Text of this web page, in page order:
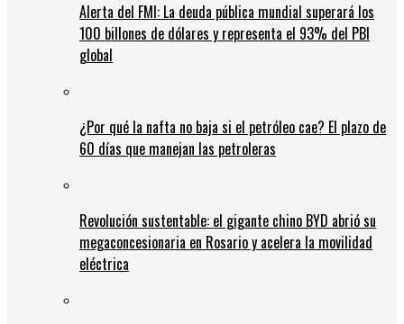
Alerta del FMI: La deuda pública mundial superará los
100 billones de dólares y representa el 93% del PBI
global
¿Por qué la nafta no baja si el petróleo cae? El plazo de
60 días que manejan las petroleras
Revolución sustentable: el gigante chino BYD abrió su
megaconcesionaria en Rosario y acelera la movilidad
eléctrica